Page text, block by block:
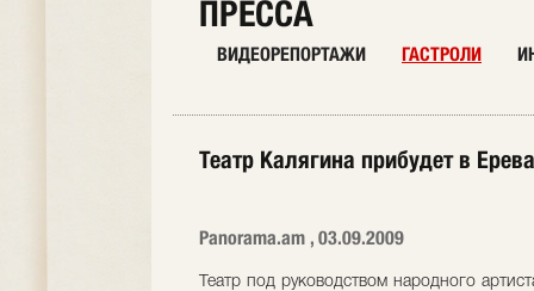
ПРЕССА
ВИДЕОРЕПОРТАЖИ ГАСТРОЛИ
Театр Калягина прибудет в
Panorama.am , 03.09.2009
Театр под руководством народного